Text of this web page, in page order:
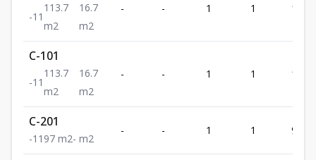
-1 1
113.7
m2
16.7
m2
- - 1 1 113.7
C-101
-1 1
113.7
m2
16.7
m2
- - 1 1 113.7
C-201
-1 1 97 m2- m2
- - 1 1 97